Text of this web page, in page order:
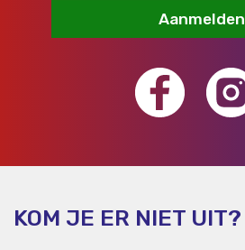
Aanmelden
KOM JE ER NIET UIT?